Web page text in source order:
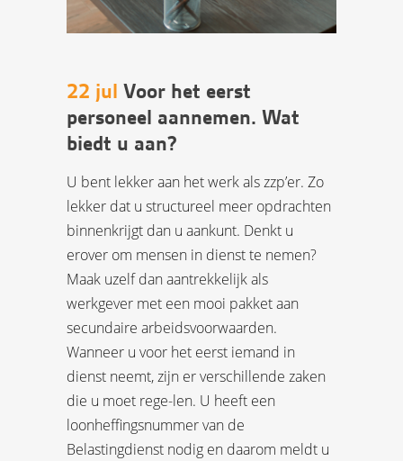
22 jul Voor het eerst
personeel aannemen. Wat
biedt u aan?
U bent lekker aan het werk als zzp’er. Zo
lekker dat u structureel meer opdrachten
binnenkrijgt dan u aankunt. Denkt u
erover om mensen in dienst te nemen?
Maak uzelf dan aantrekkelijk als
werkgever met een mooi pakket aan
secundaire arbeidsvoorwaarden.
Wanneer u voor het eerst iemand in
dienst neemt, zijn er verschillende zaken
die u moet rege-len. U heeft een
loonheffingsnummer van de
Belastingdienst nodig en daarom meldt u